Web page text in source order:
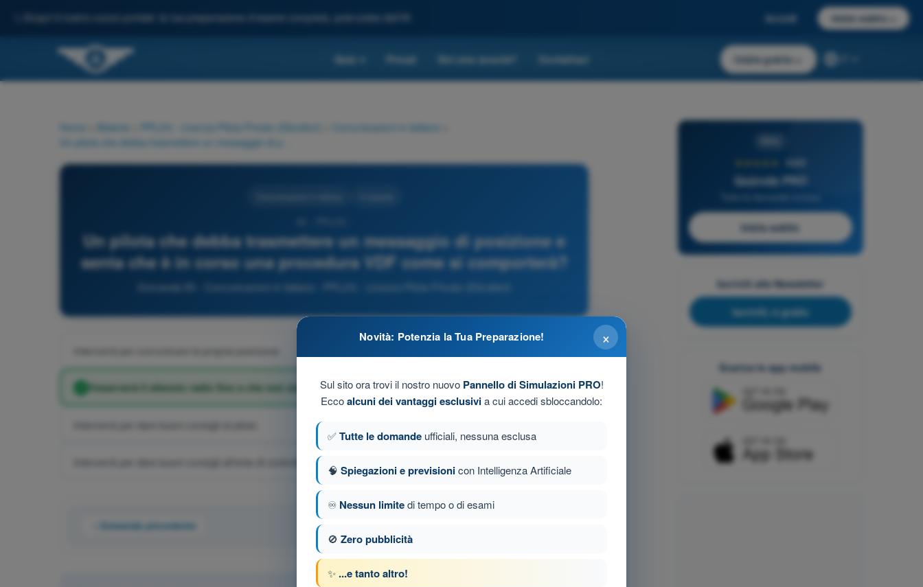
Scopri il nostro nuovo portale: la tua preparazione d'esame completa, potenziata dall'IA Accedi Inizia subito
Quiz Prezzi Sei una scuola? Contattaci Inizia gratis
Home Materie PPL(H) - Licenza Pilota Privato (Elicotteri) Comunicazioni in italiano
Un pilota che debba trasmettere un messaggio di posizione e
senta che è in corso una procedura VDF come si comporterà?
Domanda 93 - Comunicazioni in italiano - PPL(H) - Licenza Pilota Privato (Elicotteri)
Interverrà per comunicare la propria posizione
Osserverà il silenzio radio fino a che non sia sicuro di non interferire con i messaggi gonio
Interverrà per dare buoni consigli al pilota
Interverrà per dare buoni consigli all'ente di controllo
Domanda precedente
4,6/5
Quizvds PRO
Inizia subito
Iscriviti alla Newsletter
Iscriviti, è gratis
Scarica le app mobile
×
Novità: Potenzia la Tua Preparazione!
Sul sito ora trovi il nostro nuovo Pannello di Simulazioni PRO!
Eccoalcuni dei vantaggi esclusivia cui accedi sbloccandolo:
✅Tutte le domande ufficiali, nessuna esclusa
🧠 Spiegazioni e previsionicon Intelligenza Artificiale
♾️ Nessun limitedi tempo o di esami
🚫 Zero pubblicità
✨ ...e tanto altro!